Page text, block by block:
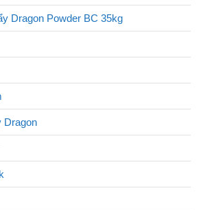
Dragon Powder BC 35kg
Dragon